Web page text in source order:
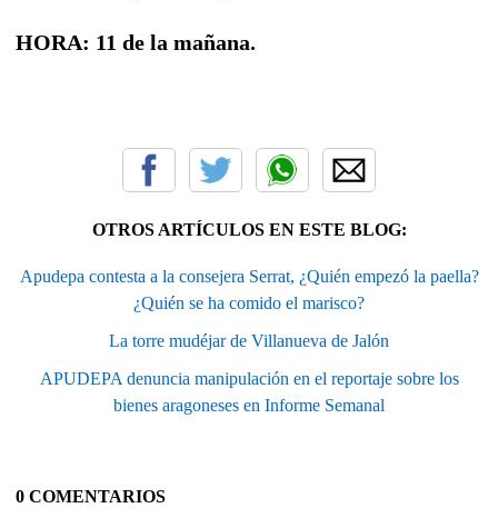
HORA: 11 de la mañana.
OTROS ARTÍCULOS EN ESTE BLOG:
Apudepa contesta a la consejera Serrat, ¿Quién empezó la paella?
¿Quién se ha comido el marisco?
La torre mudéjar de Villanueva de Jalón
APUDEPA denuncia manipulación en el reportaje sobre los
bienes aragoneses en Informe Semanal
0 COMENTARIOS